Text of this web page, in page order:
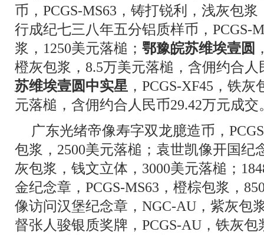
币，PCGS-MS63，铸打锐利，浅灰包
行成纪七三八年五分铝质样币，PCGS-
浆，1250美元落槌； 鄂豫皖苏维埃壹圆
橙灰包浆，8.5万美元落槌，含佣约合人
苏维埃壹圆中实星 ，PCGS-XF45，铁
元落槌，含佣约合人民币29.42万元成交
广东光绪帝像寿字双龙臆造币，
包浆，2500美元落槌；袁世凯像开国纪
灰包浆，钱文立体，3000美元落槌；
金纪念章，PCGS-MS63，橙棕包浆，
像访问汉堡纪念章，NGC-AU，紫灰包
督张人骏银质奖牌，PCGS-AU，铁灰包